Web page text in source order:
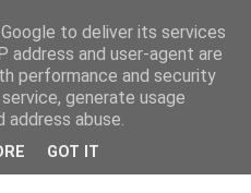
to deliver its services
address and user-agent are
performance and security
generate usage
abuse.
GOT IT